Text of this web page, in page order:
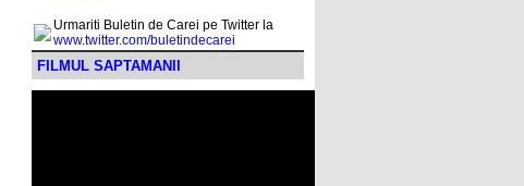
Urmariti Buletin de Carei pe Twitter la
www.twitter.com/buletindecarei
FILMUL SAPTAMANII